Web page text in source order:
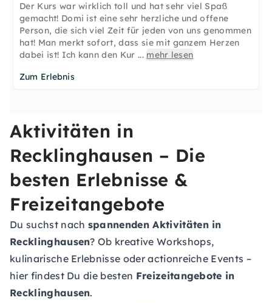
Der Kurs war wirklich toll und hat sehr viel Spaß
gemacht! Domi ist eine sehr herzliche und offene
Person, die sich viel Zeit für jeden von uns genommen
hat! Man merkt sofort, dass sie mit ganzem Herzen
dabei ist! Ich kann den Kur ... mehr lesen
Zum Erlebnis
Aktivitäten in
Recklinghausen – Die
besten Erlebnisse &
Freizeitangebote
Du suchst nach spannenden Aktivitäten in
Recklinghausen? Ob kreative Workshops,
kulinarische Erlebnisse oder actionreiche Events –
hier findest Du die besten Freizeitangebote in
Recklinghausen.